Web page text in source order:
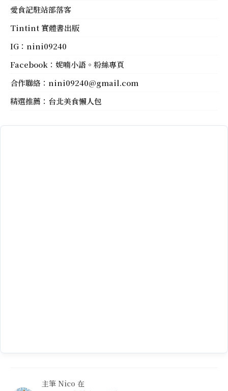
愛食記駐站部落客
Tintint 實體書出版
IG： nini09240
Facebook： 妮喃小語。粉絲專頁
合作聯絡： nini09240@gmail.com
精選推薦： 台北美食懶人包
主筆 Nico 在